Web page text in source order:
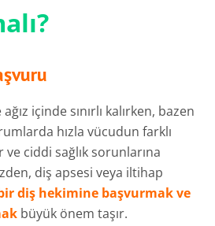
içinde sınırlı kalırken, bazen
hızla vücudun farklı
ciddi sağlık sorunlarına
diş apsesi veya iltihap
bir diş hekimine başvurmak ve
büyük önem taşır.